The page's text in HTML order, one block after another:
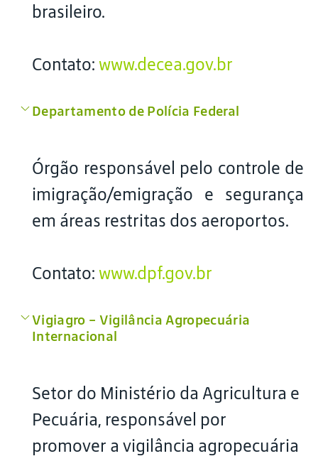
brasileiro.
Contato: www.decea.gov.br
Departamento de Polícia Federal
Órgão responsável pelo controle de
imigração/emigração e segurança
em áreas restritas dos aeroportos.
Contato: www.dpf.gov.br
Vigiagro – Vigilância Agropecuária
Internacional
Setor do Ministério da Agricultura e
Pecuária, responsável por
promover a vigilância agropecuária